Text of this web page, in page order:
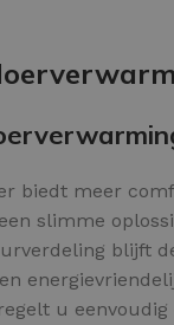
biedt meer
slimme
blijft
u